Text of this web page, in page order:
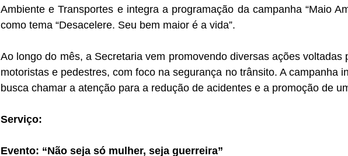
Ambiente e Transportes e integra a programação da campanha “Maio
como tema “Desacelere. Seu bem maior é a vida”.
Ao longo do mês, a Secretaria vem promovendo diversas ações voltadas
motoristas e pedestres, com foco na segurança no trânsito. A campanha
busca chamar a atenção para a redução de acidentes e a promoção de
Serviço:
Evento: “Não seja só mulher, seja guerreira”